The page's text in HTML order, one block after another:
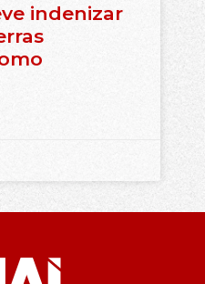
indenizar